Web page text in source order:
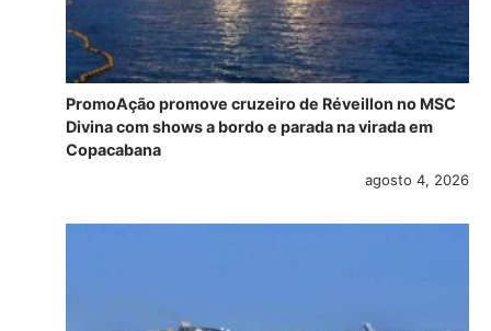
PromoAção promove cruzeiro de Réveillon no MSC
Divina com shows a bordo e parada na virada em
Copacabana
agosto 4, 2026